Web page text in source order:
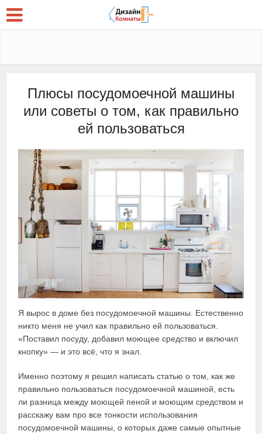
Плюсы посудомоечной машины
или советы о том, как правильно
ей пользоваться
Я вырос в доме без посудомоечной машины. Естественно
никто меня не учил как правильно ей пользоваться.
«Поставил посуду, добавил моющее средство и включил
кнопку» — и это всё, что я знал.
Именно поэтому я решил написать статью о том, как же
правильно пользоваться посудомоечной машиной, есть
ли разница между моющей пеной и моющим средством и
расскажу вам про все тонкости использования
посудомоечной машины, о которых даже самые опытные